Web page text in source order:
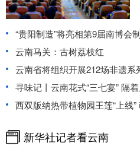
“贵阳制造”将亮相第9届南博会
云南马关：古树荔枝红
云南省将组织开展212场非遗系
寻味记丨云南花式“三七宴” 隔
西双版纳热带植物园王莲“上线
新华社记者看云南